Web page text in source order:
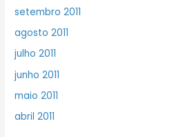
setembro 2011
agosto 2011
julho 2011
junho 2011
maio 2011
abril 2011